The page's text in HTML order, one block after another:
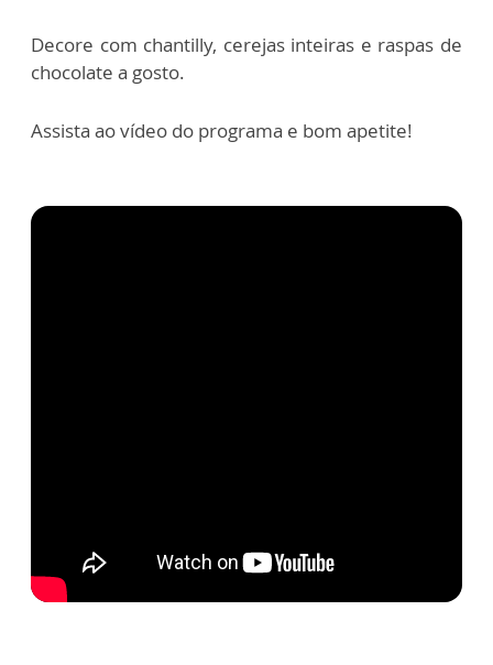
Decore com chantilly, cerejas inteiras e raspas de
chocolate a gosto.
Assista ao vídeo do programa e bom apetite!